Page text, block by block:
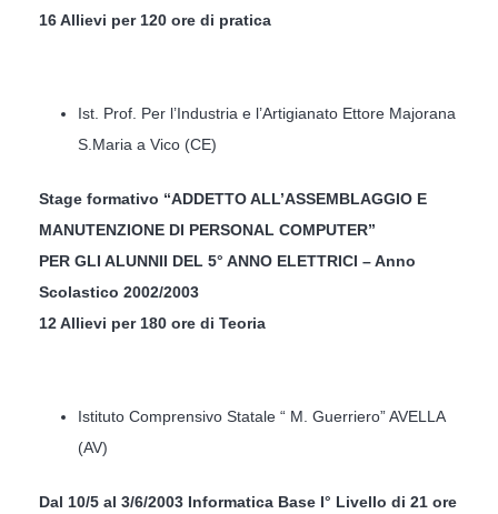
16 Allievi per 120 ore di pratica
Ist. Prof. Per l’Industria e l’Artigianato Ettore Majorana
S.Maria a Vico (CE)
Stage formativo “ADDETTO ALL’ASSEMBLAGGIO E
MANUTENZIONE DI PERSONAL COMPUTER”
PER GLI ALUNNII DEL 5° ANNO ELETTRICI – Anno
Scolastico 2002/2003
12 Allievi per 180 ore di Teoria
Istituto Comprensivo Statale “ M. Guerriero” AVELLA
(AV)
Dal 10/5 al 3/6/2003 Informatica Base I° Livello di 21 ore